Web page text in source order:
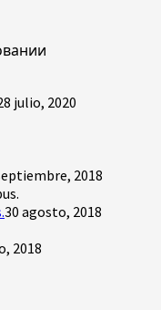
julio, 2020
2018
30 agosto, 2018
2018